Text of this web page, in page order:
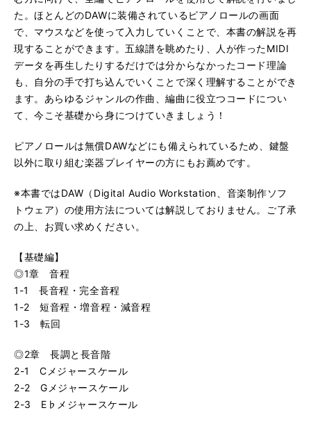
た。ほとんどのDAWに装備されているピアノロールの画面
で、マウスなどを使って入力していくことで、本書の解説を再
現することができます。五線譜を眺めたり、人が作ったMIDI
データを再生したりするだけでは分からなかったコード理論
も、自分の手で打ち込んでいくことで深く理解することができ
ます。あらゆるジャンルの作曲、編曲に役立つコードについ
て、今こそ基礎から身につけていきましょう！
ピアノロールは無償DAWなどにも備えられているため、鍵盤
以外に取り組む楽器プレイヤーの方にもお薦めです。
※本書ではDAW（Digital Audio Workstation、音楽制作ソフ
トウェア）の使用方法については解説しておりません。ご了承
の上、お買い求めください。
【基礎編】
◎1章 音程
1-1 長音程・完全音程
1-2 短音程・増音程・減音程
1-3 転回
◎2章 長調と長音階
2-1 Cメジャースケール
2-2 Gメジャースケール
2-3 E♭メジャースケール